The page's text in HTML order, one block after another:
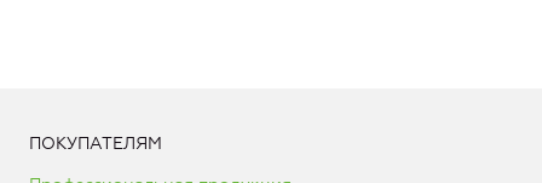
ПОКУПАТЕЛЯМ